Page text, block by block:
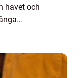
havet och